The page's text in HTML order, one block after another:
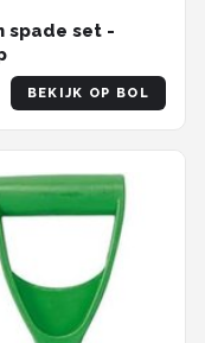
spade set -
BEKIJK OP BOL